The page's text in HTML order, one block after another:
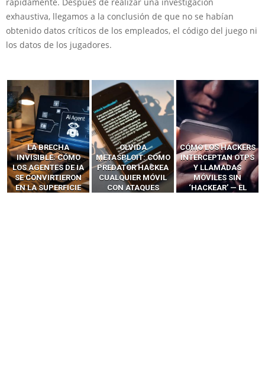
exhaustiva, llegamos a la conclusión de que no se habían
obtenido datos críticos de los empleados, el código del juego ni
los datos de los jugadores.
LA BRECHA
INVISIBLE: CÓMO
LOS AGENTES DE IA
SE CONVIRTIERON
EN LA SUPERFICIE
OLVIDA
METASPLOIT: CÓMO
PREDATOR HACKEA
CUALQUIER MÓVIL
CON ATAQUES
CÓMO LOS HACKERS
INTERCEPTAN OTPS
Y LLAMADAS
MÓVILES SIN
‘HACKEAR’ — EL